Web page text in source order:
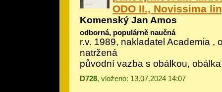
ODO II., Novissima
Komenský Jan Amos
odborná, populárně naučná
r.v. 1989, nakladatel Academia ,
natržená
původní vazba s obálkou,
D728, vloženo: 13.07.2024 14:07